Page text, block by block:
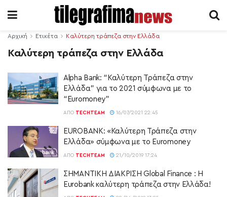
Αρχική Ετικέτα Καλύτερη τράπεζα στην Ελλάδα
Καλύτερη τράπεζα στην Ελλάδα
Alpha Bank: “Καλύτερη Τράπεζα στην
Ελλάδα” για το 2021 σύμφωνα με το
“Euromoney”
ΑΠΌ TECHTEAM 16/07/2021 22:45
EUROBANK: «Καλύτερη Τράπεζα στην
Ελλάδα» σύμφωνα με το Euromoney
ΑΠΌ TECHTEAM 21/10/2019 17:24
ΣΗΜΑΝΤΙΚΗ ΔΙΑΚΡΙΣΗ Global Finance : Η
Eurobank καλύτερη τράπεζα στην Ελλάδα!